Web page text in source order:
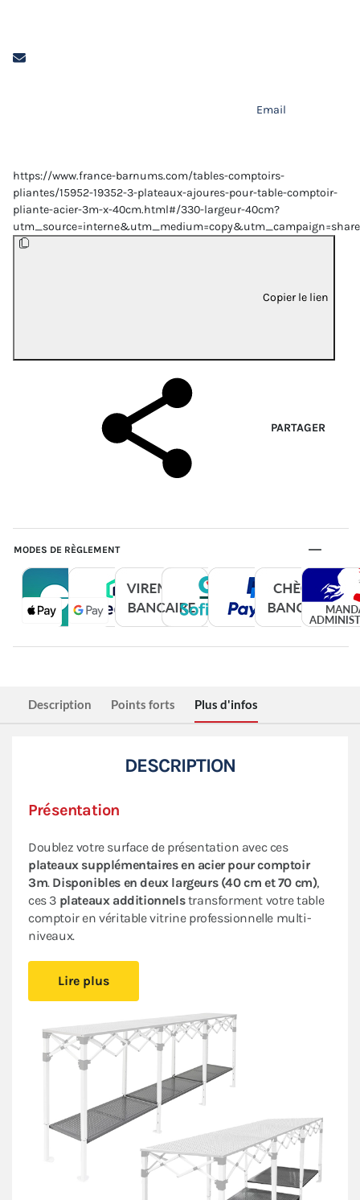
Email
https://www.france-barnums.com/tables-comptoirs-
pliantes/15952-19352-3-plateaux-ajoures-pour-table-comptoir-
pliante-acier-3m-x-40cm.html#/330-largeur-40cm?
Copier le lien
PARTAGER
MODES DE RÈGLEMENT
Description Points forts Plus d'infos
DESCRIPTION
Présentation
Doublez votre surface de présentation avec ces
plateaux supplémentaires en acier pour comptoir
3m. Disponibles en deux largeurs (40 cm et 70 cm),
ces 3 plateaux additionnelstransforment votre table
comptoir en véritable vitrine professionnelle multi-
niveaux.
produits sur plusieurs étages
présentation distinctes. Avec
ces plateaux inférieurs en acier ajouré s'intègrent
parfaitement à votre structure existante
à chaque événement.
Pratiques et fonctionnels :installation rapide sans
outillage, encombrement minimal une fois
démontés . Transformez instantanément votre
comptoir en point de vente complet, bar éphémère ou
espace d'accueil professionnel.
: l'acier ajouré allie robustesse
Lire plus